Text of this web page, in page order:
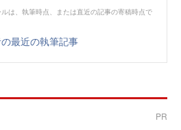
は、執筆時点、または直近の記事の寄稿時点で
最近の執筆記事
PR